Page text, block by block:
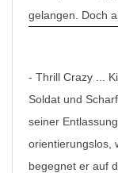
gelangen. Doch
- Thrill Crazy ...
Soldat und
seiner
orientierungslos,
begegnet er auf